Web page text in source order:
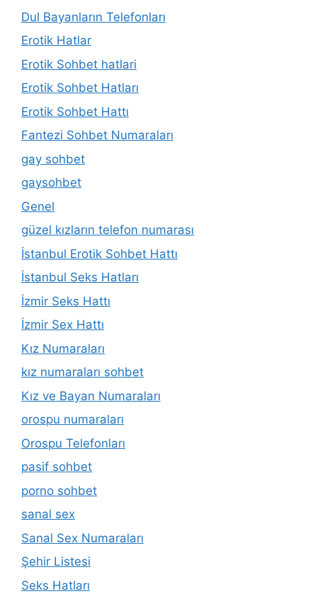
Dul Bayanların Telefonları
Erotik Hatlar
Erotik Sohbet hatlari
Erotik Sohbet Hatları
Erotik Sohbet Hattı
Fantezi Sohbet Numaraları
gay sohbet
gaysohbet
Genel
güzel kızların telefon numarası
İstanbul Erotik Sohbet Hattı
İstanbul Seks Hatları
İzmir Seks Hattı
İzmir Sex Hattı
Kız Numaraları
kız numaraları sohbet
Kız ve Bayan Numaraları
orospu numaraları
Orospu Telefonları
pasif sohbet
porno sohbet
sanal sex
Sanal Sex Numaraları
Şehir Listesi
Seks Hatları